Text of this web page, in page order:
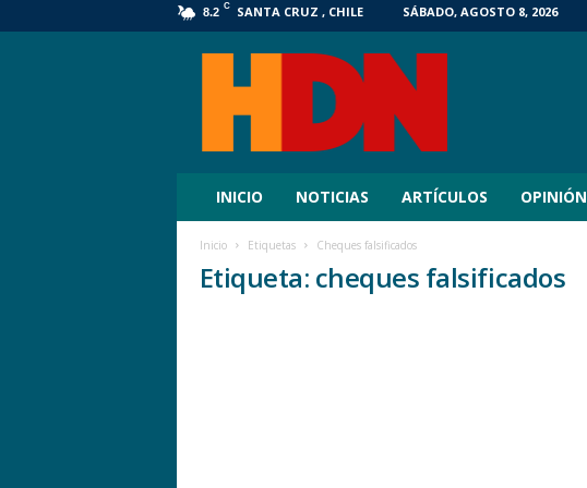
8.2 C SANTA CRUZ , CHILE SÁBADO, AGOSTO 8, 2026
HDN
INICIO NOTICIAS ARTÍCULOS OPINIÓN
Inicio Etiquetas Cheques falsificados
Etiqueta: cheques falsificados